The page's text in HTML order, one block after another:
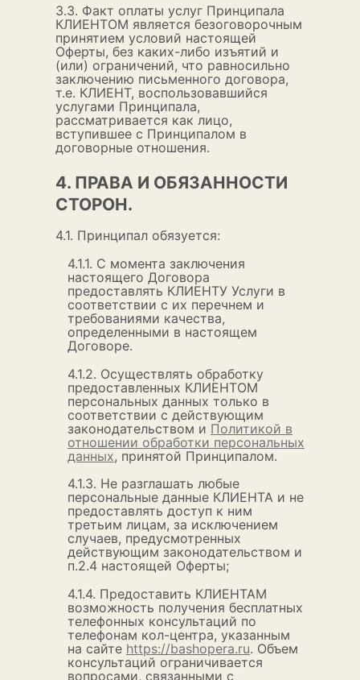
3.3. Факт оплаты услуг Принципала
КЛИЕНТОМ является безоговорочным
принятием условий настоящей
Оферты, без каких-либо изъятий и
(или) ограничений, что равносильно
заключению письменного договора,
т.е. КЛИЕНТ, воспользовавшийся
услугами Принципала,
рассматривается как лицо,
вступившее с Принципалом в
договорные отношения.
4. ПРАВА И ОБЯЗАННОСТИ
СТОРОН.
4.1. Принципал обязуется:
4.1.1. С момента заключения
настоящего Договора
предоставлять КЛИЕНТУ Услуги в
соответствии с их перечнем и
требованиями качества,
определенными в настоящем
Договоре.
4.1.2. Осуществлять обработку
предоставленных КЛИЕНТОМ
персональных данных только в
соответствии с действующим
законодательством и Политикой в
отношении обработки персональных
данных, принятой Принципалом.
4.1.3. Не разглашать любые
персональные данные КЛИЕНТА и не
предоставлять доступ к ним
третьим лицам, за исключением
случаев, предусмотренных
действующим законодательством и
п.2.4 настоящей Оферты;
4.1.4. Предоставить КЛИЕНТАМ
возможность получения бесплатных
телефонных консультаций по
телефонам кол-центра, указанным
на сайте https://bashopera.ru. Объем
консультаций ограничивается
вопросами, связанными с